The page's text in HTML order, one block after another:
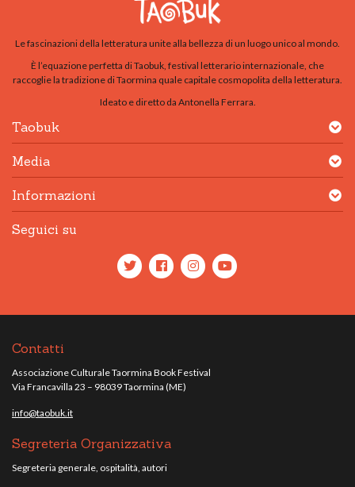
Le fascinazioni della letteratura unite alla bellezza di un luogo unico al mondo.
È l’equazione perfetta di Taobuk, festival letterario internazionale, che
raccoglie la tradizione di Taormina quale capitale cosmopolita della letteratura.
Ideato e diretto da Antonella Ferrara.
Taobuk
Media
Informazioni
Seguici su
Contatti
Associazione Culturale Taormina Book Festival
Via Francavilla 23 – 98039 Taormina (ME)
info@taobuk.it
Segreteria Organizzativa
Segreteria generale, ospitalità, autori